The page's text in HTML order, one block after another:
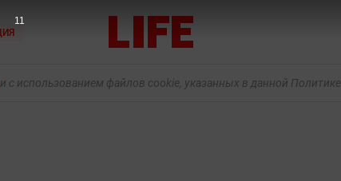
и с использованием файлов cookie, указанных в данной Политике.
10